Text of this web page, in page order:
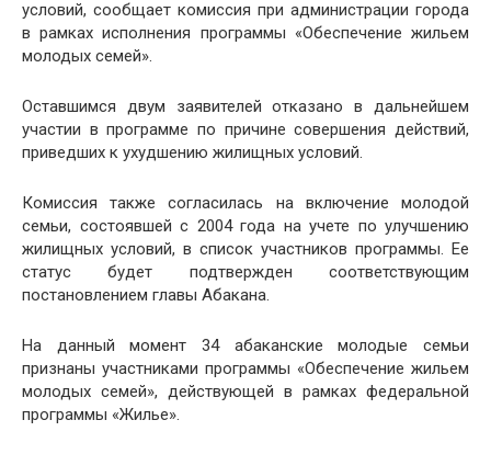
условий, сообщает комиссия при администрации города
в рамках исполнения программы «Обеспечение жильем
молодых семей».
Оставшимся двум заявителей отказано в дальнейшем
участии в программе по причине совершения действий,
приведших к ухудшению жилищных условий.
Комиссия также согласилась на включение молодой
семьи, состоявшей с 2004 года на учете по улучшению
жилищных условий, в список участников программы. Ее
статус будет подтвержден соответствующим
постановлением главы Абакана.
На данный момент 34 абаканские молодые семьи
признаны участниками программы «Обеспечение жильем
молодых семей», действующей в рамках федеральной
программы «Жилье».